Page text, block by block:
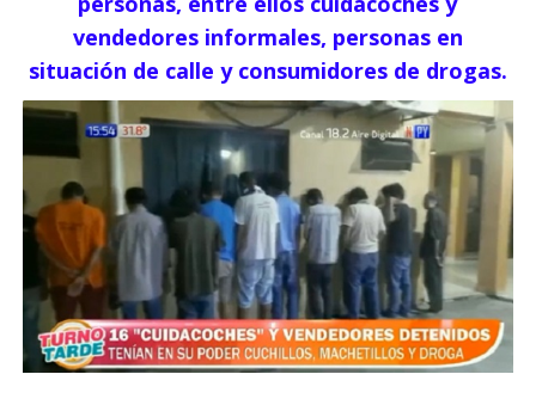
vendedores informales, personas en
situación de calle y consumidores de drogas.